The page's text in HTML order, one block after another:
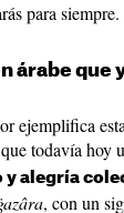
para siempre.
árabe que
ejemplifica
todavía hoy
y alegría
, con un